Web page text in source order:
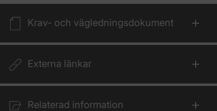
Krav- och vägledningsdokument
Externa länkar
Relaterad information